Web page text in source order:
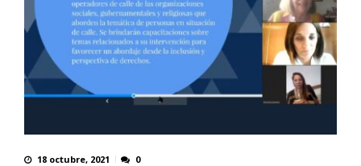
18 octubre, 2021 0